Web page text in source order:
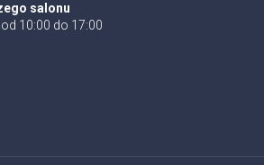
salonu
10:00 do 17:00